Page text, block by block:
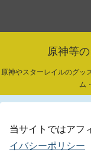
原神等
原神やスターレイルのグッ
ム
当サイトではアフ
イバシーポリシー